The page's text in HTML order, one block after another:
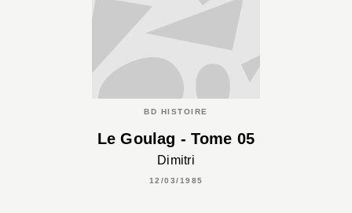
BD HISTOIRE
Le Goulag - Tome 05
Dimitri
12/03/1985